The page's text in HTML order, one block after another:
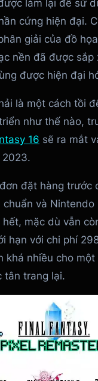
làm lại để sử
cứng hiện đại.
giải của đồ
nền đã được sắp
được hiện đại
là một cách tồi
như thế nào,
16 sẽ ra mắt
đặt hàng trước
chuẩn và Nintendo
mặc dù vẫn
hạn với chi phí
khá nhiều cho
tân trang lại.